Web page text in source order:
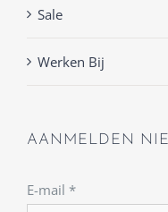
Sale
Werken Bij
AANMELDEN
E-mail *